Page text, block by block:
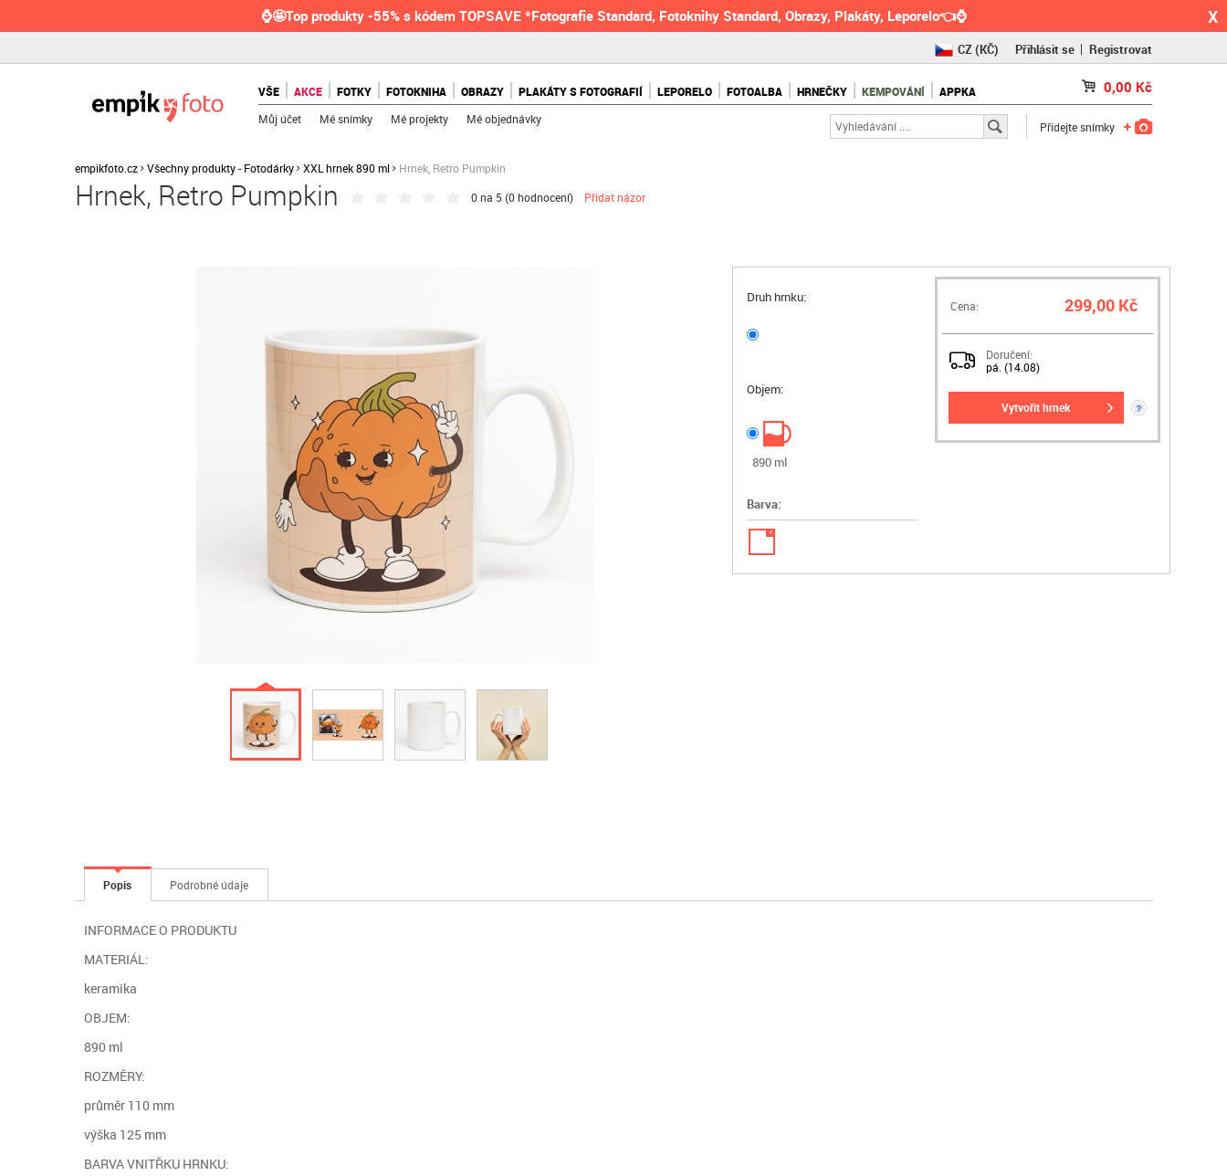
⌚🤩Top produkty -55% s kódem TOPSAVE *Fotografie Standard, Fotoknihy Standard, Obrazy, Plakáty, Leporelo👈⌚ X
CZ(KČ)
RO(RON)
Přihlásit se Registrovat
VŠE AKCE FOTKY FOTOKNIHA OBRAZY PLAKÁTY S FOTOGRAFIÍ LEPORELO FOTOALBA HRNEČKY KEMPOVÁNÍ APPKA 0,00 Kč
Můj účet Mé snímky Mé projekty Mé objednávky
Přidejte snímky
empikfoto.cz Všechny produkty - Fotodárky XXL hrnek 890 ml Hrnek, Retro Pumpkin
Hrnek, Retro Pumpkin 0 na 5 (0 hodnocení) Přidat názor
Druh hrnku:
Objem:
890 ml
Barva:
✓
Cena: 299,00 Kč
Doručení:
pá. (14.08)
vytvořit hrnek ?
Popis Podrobné údaje
INFORMACE O PRODUKTU
MATERIÁL:
keramika
OBJEM:
890 ml
ROZMĚRY:
průměr 110 mm
výška 125 mm
BARVA VNITŘKU HRNKU: